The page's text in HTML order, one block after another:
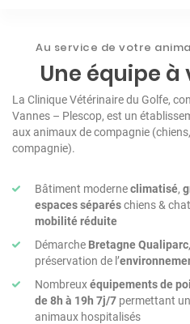
Au service de votre
Une équipe
La Clinique Vétérinaire du Golfe,
Vannes – Plescop, est un
aux animaux de compagnie
compagnie).
Bâtiment moderneclimatisé,
espaces séparéschiens &
mobilité réduite
Démarche Bretagne Qualiparc
préservation de l’
Nombreuxéquipements de
de 8h à 19h 7j/7 permettant
animaux hospitalisés